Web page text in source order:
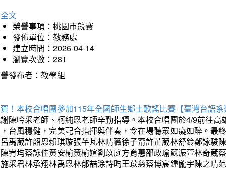
文
榮譽事項：桃園市競賽
發佈單位：教務處
建立時間：2026-04-14
瀏覽次數：281
發布者：教學組
！本校合唱團參加115年全國師生鄉土歌謠比賽【臺灣台語
陳吟采老師、柯純恩老師辛勤指導。本校合唱團於4/9前往
台風穩健，完美配合指揮與伴奏，令在場聽眾如癡如醉。最
禹葳許韶恩賴琪璇張芊芃林晴薇徐子甯許芷葳林舒鈴鄭詠駿
宥均蔡詠佳黃安榆黃榆媗劉苡庭方育惠邵政瑜蘇浱萱林奇葳
采君林承翔林禹恩林郁喆涂詩昀王苡慈蔡博宸鍾儱宇陳之晴